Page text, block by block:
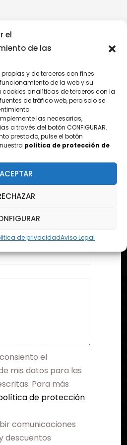
el
de las
y de terceros con fines
de la web y su
analíticas de terceros con la
de tráfico web, pero solo se
las necesarias,
a través del botón CONFIGURAR.
prestado, pulse el botón
política de protección de
ACEPTAR
de privacidadAviso Legal
el
mis datos para las
Para más
de protección
comunicaciones
descuentos